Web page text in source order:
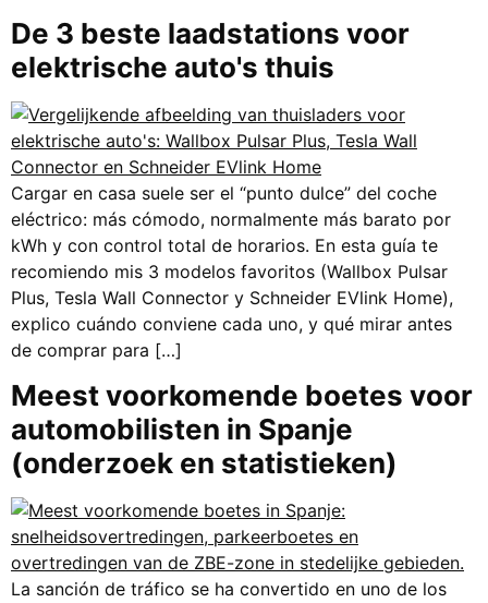
De 3 beste laadstations voor
elektrische auto's thuis
Cargar en casa suele ser el “punto dulce” del coche
eléctrico: más cómodo, normalmente más barato por
kWh y con control total de horarios. En esta guía te
recomiendo mis 3 modelos favoritos (Wallbox Pulsar
Plus, Tesla Wall Connector y Schneider EVlink Home),
explico cuándo conviene cada uno, y qué mirar antes
de comprar para […]
Meest voorkomende boetes voor
automobilisten in Spanje
(onderzoek en statistieken)
La sanción de tráfico se ha convertido en uno de los